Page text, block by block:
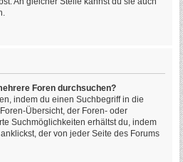
Foren durchsuchen?
indem du einen Suchbegriff in die
Übersicht, der Foren- oder
Suchmöglichkeiten erhältst du, indem
der von jeder Seite des Forums